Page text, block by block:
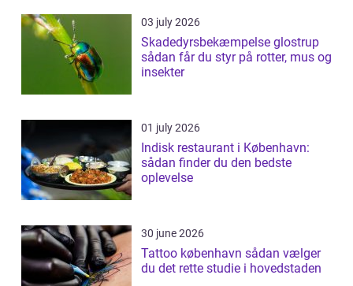
03 july 2026
Skadedyrsbekæmpelse glostrup
sådan får du styr på rotter, mus og
insekter
01 july 2026
Indisk restaurant i København:
sådan finder du den bedste
oplevelse
30 june 2026
Tattoo københavn sådan vælger
du det rette studie i hovedstaden